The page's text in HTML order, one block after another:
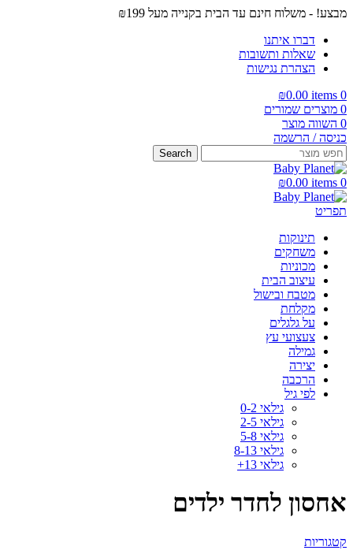
מבצע! - משלוח חינם עד הבית בקנייה מעל ₪199
דברו איתנו
שאלות ותשובות
הצהרת נגישות
0
items
₪0.00
0 מוצרים שמורים
0 השווה מוצר
כניסה / הרשמה
Search
0
items
₪0.00
תפריט
תינוקות
משחקים
מכוניות
עיצוב הבית
מטבח ובישול
מקלחת
על גלגלים
צעצועי עץ
גמילה
יצירה
הרכבה
לפי גיל
גילאי 0-2
גילאי 2-5
גילאי 5-8
גילאי 8-13
גילאי 13+
אחסון לחדר ילדים
קטגוריות